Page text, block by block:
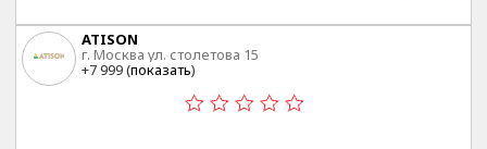
ATISON
г. Москва ул. столетова 15
+7 999 (показать)